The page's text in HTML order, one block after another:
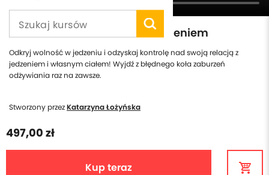
Odzyskaj zdrową relację z jedzeniem
Odkryj wolność w jedzeniu i odzyskaj kontrolę nad swoją relacją z
jedzeniem i własnym ciałem! Wyjdź z błędnego koła zaburzeń
odżywiania raz na zawsze.
Stworzony przezKatarzyna Łożyńska
497,00 zł
Kup teraz